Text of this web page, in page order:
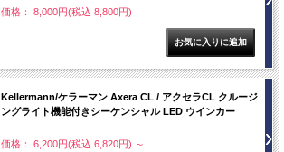
価格： 8,000円(税込 8,800円)
Kellermann/ケラーマン Axera CL / アクセラCL クルージ
ングライト機能付きシーケンシャル LED ウインカー
価格： 6,200円(税込 6,820円) ～